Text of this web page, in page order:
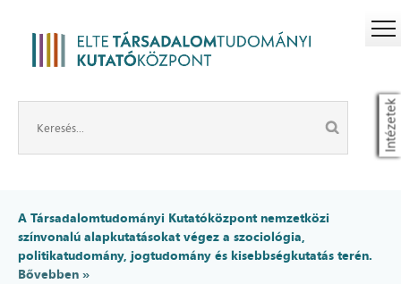
Intézetek
A Társadalomtudományi Kutatóközpont nemzetközi
színvonalú alapkutatásokat végez a szociológia,
politikatudomány, jogtudomány és kisebbségkutatás terén.
Bővebben »